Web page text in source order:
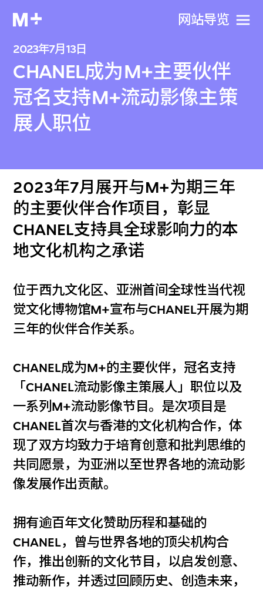
网站导览
2023年7月13日
CHANEL成为M+主要伙伴
冠名支持M+流动影像主策
展人职位
2023年7月展开与M+为期三年
的主要伙伴合作项目，彰显
CHANEL支持具全球影响力的本
地文化机构之承诺
位于西九文化区、亚洲首间全球性当代视
觉文化博物馆M+宣布与CHANEL开展为期
三年的伙伴合作关系。
CHANEL成为M+的主要伙伴，冠名支持
「CHANEL流动影像主策展人」职位以及
一系列M+流动影像节目。是次项目是
CHANEL首次与香港的文化机构合作，体
现了双方均致力于培育创意和批判思维的
共同愿景，为亚洲以至世界各地的流动影
像发展作出贡献。
拥有逾百年文化赞助历程和基础的
CHANEL，曾与世界各地的顶尖机构合
作，推出创新的文化节目，以启发创意、
推动新作，并透过回顾历史、创造未来，